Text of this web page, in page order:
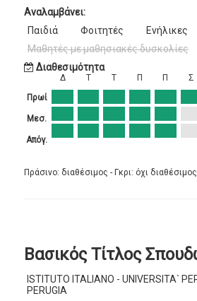
Αναλαμβάνει:
Παιδιά
Φοιτητές
Ενήλικες
Μαθητές με μαθησιακές δυσκολίες
Διαθεσιμότητα
Πρωί
Μεσ.
Απόγ.
Δ Τ Τ Π Π Σ
Πράσινο: διαθέσιμος - Γκρι: όχι διαθέσιμος
Βασικός Τίτλος
ISTITUTO ITALIANO - UNIVERSITA`
PERUGIA